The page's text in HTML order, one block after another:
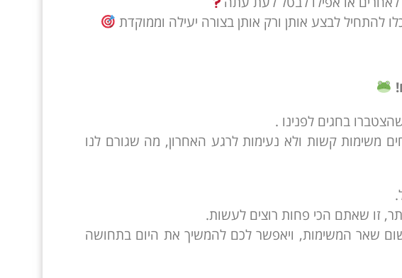
לבצע אותן ורק אותן בצורה יעילה וממוקדת
בחגים לפנינו .
משימות קשות ולא נעימות לרגע האחרון, מה שגורם לנו
זו שאתם הכי פחות רוצים לעשות.
שאר המשימות, ויאפשר לכם להמשיך את היום בתחושה